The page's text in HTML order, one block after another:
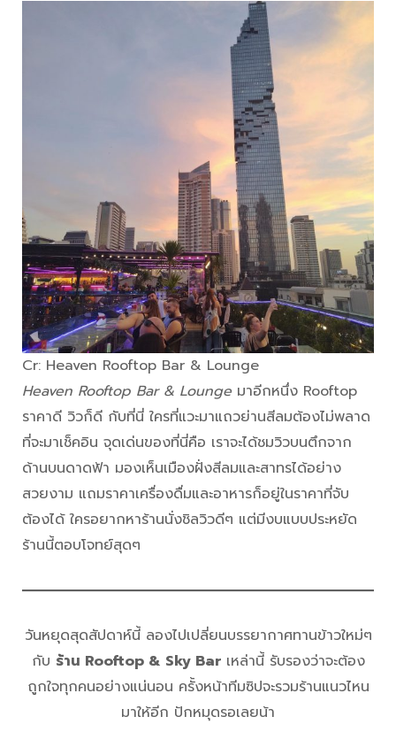
Cr: Heaven Rooftop Bar & Lounge
Heaven Rooftop Bar & Lounge มาอีกหนึ่ง Rooftop
ราคาดี วิวก็ดี กับที่นี่ ใครที่แวะมาแถวย่านสีลมต้องไม่พลาด
ที่จะมาเช็คอิน จุดเด่นของที่นี่คือ เราจะได้ชมวิวบนตึกจาก
ด้านบนดาดฟ้า มองเห็นเมืองฝั่งสีลมและสาทรได้อย่าง
สวยงาม แถมราคาเครื่องดื่มและอาหารก็อยู่ในราคาที่จับ
ต้องได้ ใครอยากหาร้านนั่งชิลวิวดีๆ แต่มีงบแบบประหยัด
ร้านนี้ตอบโจทย์สุดๆ
วันหยุดสุดสัปดาห์นี้ ลองไปเปลี่ยนบรรยากาศทานข้าวใหม่ๆ
กับ ร้าน Rooftop & Sky Bar เหล่านี้ รับรองว่าจะต้อง
ถูกใจทุกคนอย่างแน่นอน ครั้งหน้าทีมซิปจะรวมร้านแนวไหน
มาให้อีก ปักหมุดรอเลยน้า